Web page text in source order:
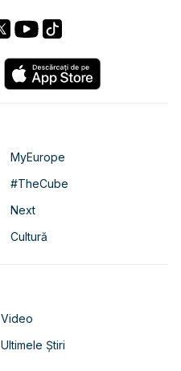
MyEurope
#TheCube
Next
Cultură
Video
Ultimele Știri